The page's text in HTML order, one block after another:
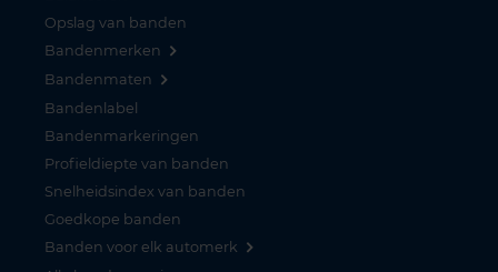
Opslag van banden
Bandenmerken
Bandenmaten
Bandenlabel
Bandenmarkeringen
Profieldiepte van banden
Snelheidsindex van banden
Goedkope banden
Banden voor elk automerk